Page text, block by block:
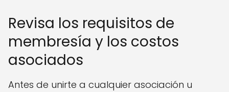
Revisa los requisitos de
membresía y los costos
asociados
Antes de unirte a cualquier asociación u